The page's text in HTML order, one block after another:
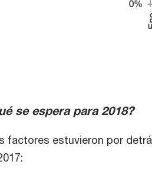
se espera para 2018?
factores estuvieron por